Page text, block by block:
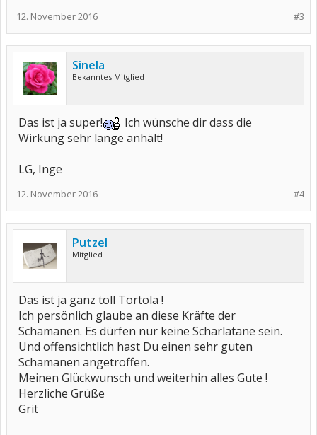
#3
12. November 2016
Sinela
Bekanntes Mitglied
Das ist ja super!
Ich wünsche dir dass die
Wirkung sehr lange anhält!
LG, Inge
#4
12. November 2016
Putzel
Mitglied
Das ist ja ganz toll Tortola !
Ich persönlich glaube an diese Kräfte der
Schamanen. Es dürfen nur keine Scharlatane sein.
Und offensichtlich hast Du einen sehr guten
Schamanen angetroffen.
Meinen Glückwunsch und weiterhin alles Gute !
Herzliche Grüße
Grit